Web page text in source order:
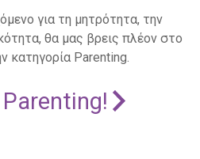
για τη μητρότητα, την
θα μας βρεις πλέον στο
κατηγορία Parenting.